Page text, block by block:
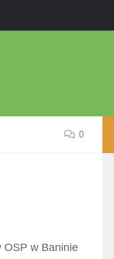
0
OSP w Baninie